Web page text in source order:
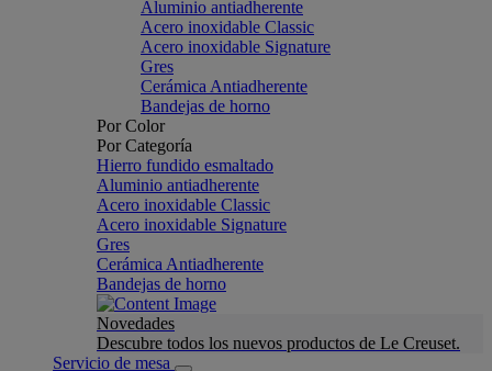
Aluminio antiadherente
Acero inoxidable Classic
Acero inoxidable Signature
Gres
Cerámica Antiadherente
Bandejas de horno
Por Color
Por Categoría
Hierro fundido esmaltado
Aluminio antiadherente
Acero inoxidable Classic
Acero inoxidable Signature
Gres
Cerámica Antiadherente
Bandejas de horno
Novedades
Descubre todos los nuevos productos de Le Creuset.
Servicio de mesa